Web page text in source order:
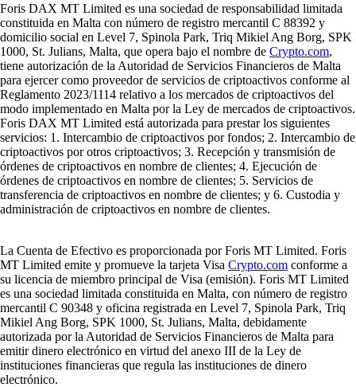
Foris DAX MT Limited es una sociedad de responsabilidad limitada
constituida en Malta con número de registro mercantil C 88392 y
domicilio social en Level 7, Spinola Park, Triq Mikiel Ang Borg, SPK
1000, St. Julians, Malta, que opera bajo el nombre de Crypto.com,
tiene autorización de la Autoridad de Servicios Financieros de Malta
para ejercer como proveedor de servicios de criptoactivos conforme al
Reglamento 2023/1114 relativo a los mercados de criptoactivos del
modo implementado en Malta por la Ley de mercados de criptoactivos.
Foris DAX MT Limited está autorizada para prestar los siguientes
servicios: 1. Intercambio de criptoactivos por fondos; 2. Intercambio de
criptoactivos por otros criptoactivos; 3. Recepción y transmisión de
órdenes de criptoactivos en nombre de clientes; 4. Ejecución de
órdenes de criptoactivos en nombre de clientes; 5. Servicios de
transferencia de criptoactivos en nombre de clientes; y 6. Custodia y
administración de criptoactivos en nombre de clientes.
La Cuenta de Efectivo es proporcionada por Foris MT Limited. Foris
MT Limited emite y promueve la tarjeta Visa Crypto.com conforme a
su licencia de miembro principal de Visa (emisión). Foris MT Limited
es una sociedad limitada constituida en Malta, con número de registro
mercantil C 90348 y oficina registrada en Level 7, Spinola Park, Triq
Mikiel Ang Borg, SPK 1000, St. Julians, Malta, debidamente
autorizada por la Autoridad de Servicios Financieros de Malta para
emitir dinero electrónico en virtud del anexo III de la Ley de
instituciones financieras que regula las instituciones de dinero
electrónico.